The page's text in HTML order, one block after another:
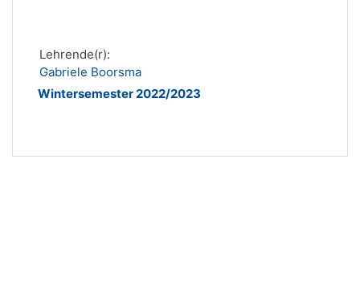
Lehrende(r):
Gabriele Boorsma
Wintersemester 2022/2023